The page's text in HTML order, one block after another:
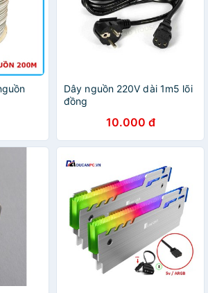
Dây nguồn 220V dài 1m5 lõi
đồng
10.000 đ